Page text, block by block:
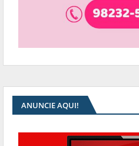
ANUNCIE AQUI!